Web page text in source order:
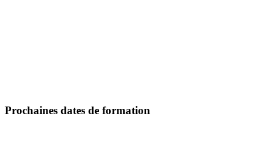
Prochaines dates de formation